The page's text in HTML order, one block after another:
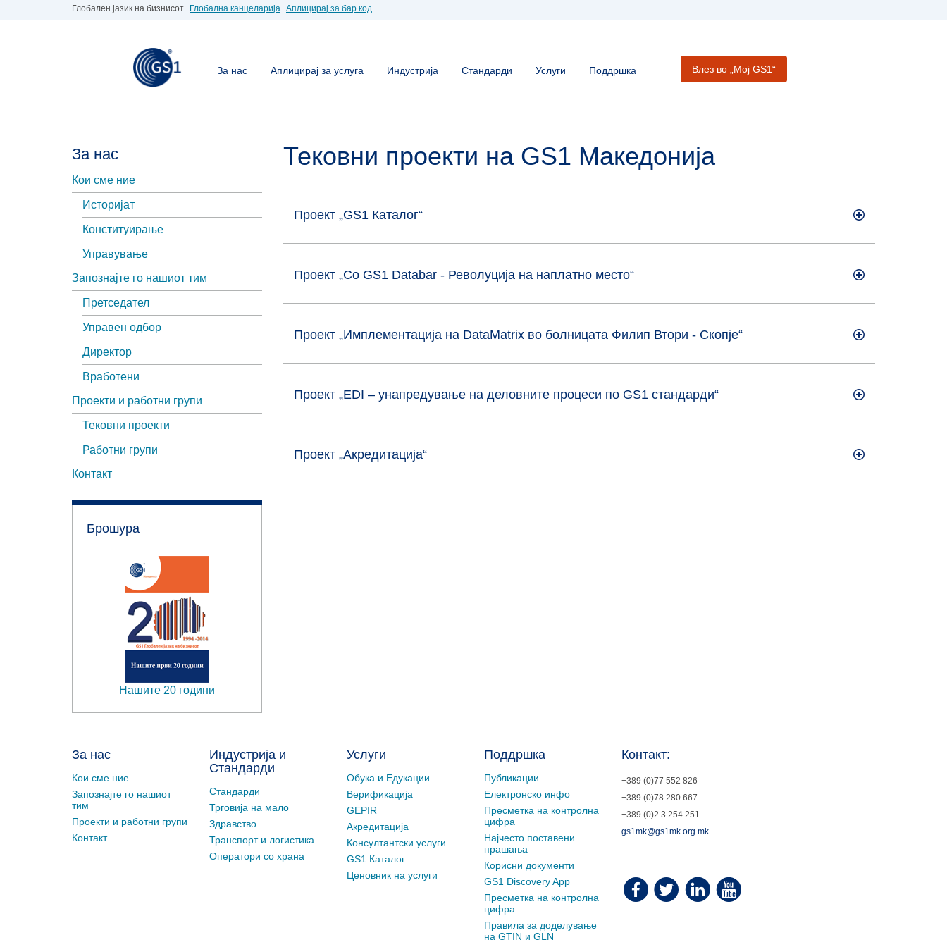
Глобален јазик на бизнисот Глобална канцеларија Аплицирај за бар код
За нас Аплицирај за услуга Индустрија Стандарди Услуги Поддршка Влез во „Moj GS1“
За нас
Кои сме ние
Историјат
Конституирање
Управување
Запознајте го нашиот тим
Претседател
Управен одбор
Директор
Вработени
Проекти и работни групи
Тековни проекти
Работни групи
Контакт
Брошура
Нашите 20 години
Тековни проекти на GS1 Македонија
Проект „GS1 Каталог“
Проект „Со GS1 Databar - Револуција на наплатно место“
Проект „Имплементација на DataMаtrix во болницата Филип Втори - Скопје“
Проект „EDI – унапредување на деловните процеси по GS1 стандарди“
Проект „Акредитација“
За нас
Кои сме ние
Запознајте го нашиот
тим
Проекти и работни групи
Контакт
Индустрија и
Стандарди
Стандарди
Трговија на мало
Здравство
Транспорт и логистика
Оператори со храна
Услуги
Обука и Едукации
Верификација
GEPIR
Акредитација
Консултантски услуги
GS1 Каталог
Ценовник на услуги
Поддршка
Публикации
Електронско инфо
Пресметка на контролна
цифра
Најчесто поставени
прашања
Корисни документи
GS1 Discovery App
Пресметка на контролна
цифра
Правила за доделување
на GTIN и GLN
Контакт:
+389 (0)77 552 826
+389 (0)78 280 667
+389 (0)2 3 254 251
gs1mk@gs1mk.org.mk